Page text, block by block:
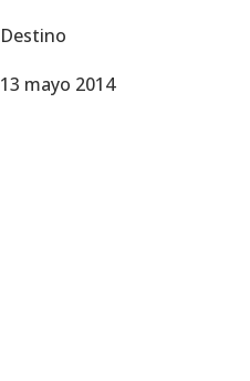
Destino
13 mayo 2014